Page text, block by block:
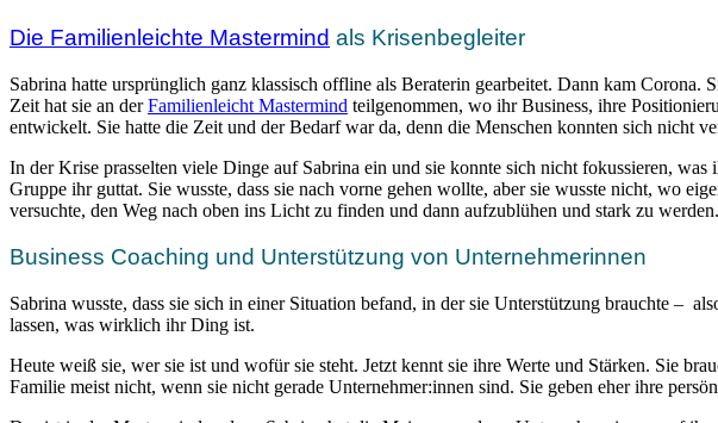
Die Familienleichte Mastermind als Krisenbegleiter
Sabrina hatte ursprünglich ganz klassisch offline als Beraterin gearbeitet. Dann kam
Zeit hat sie an derFamilienleicht Mastermind teilgenommen, wo ihr Business, ihre
entwickelt. Sie hatte die Zeit und der Bedarf war da, denn die Menschen konnten sich nicht
In der Krise prasselten viele Dinge auf Sabrina ein und sie konnte sich nicht fokussieren,
Gruppe ihr guttat. Sie wusste, dass sie nach vorne gehen wollte, aber sie wusste nicht, wo
versuchte, den Weg nach oben ins Licht zu finden und dann aufzublühen und stark zu werden.
Business Coaching und Unterstützung von Unternehmerinnen
Sabrina wusste, dass sie sich in einer Situation befand, in der sie Unterstützung brauchte –
lassen, was wirklich ihr Ding ist.
Heute weiß sie, wer sie ist und wofür sie steht. Jetzt kennt sie ihre Werte und Stärken. Sie
Familie meist nicht, wenn sie nicht gerade Unternehmer:innen sind. Sie geben eher ihre